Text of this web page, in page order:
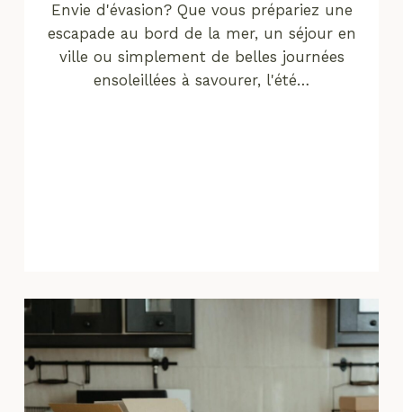
Envie d'évasion? Que vous prépariez une
escapade au bord de la mer, un séjour en
ville ou simplement de belles journées
ensoleillées à savourer, l'été…